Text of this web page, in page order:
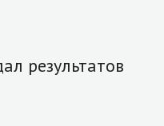
результатов